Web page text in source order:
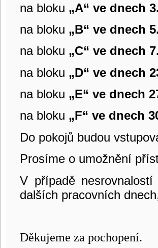
na bloku „A“ ve dnech
na bloku „B“ ve dnech
na bloku „C“ ve dnech
na bloku „D“ ve dnech
na bloku „E“ ve dnech
na bloku „F“ ve dnech
Do pokojů budou
Prosíme o umožnění
V případě
dalších pracovních
Děkujeme za pochopení.